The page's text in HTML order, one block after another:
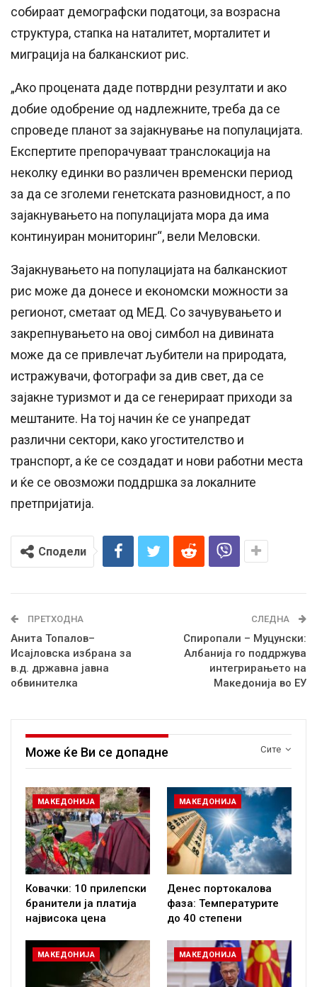
собираат демографски податоци, за возрасна
структура, стапка на наталитет, морталитет и
миграција на балканскиот рис.
„Ако процената даде потврдни резултати и ако
добие одобрение од надлежните, треба да се
спроведе планот за зајакнување на популацијата.
Експертите препорачуваат транслокација на
неколку единки во различен временски период
за да се зголеми генетската разновидност, а по
зајакнувањето на популацијата мора да има
континуиран мониторинг“, вели Меловски.
Зајакнувањето на популацијата на балканскиот
рис може да донесе и економски можности за
регионот, сметаат од МЕД. Со зачувувањето и
закрепнувањето на овој симбол на дивината
може да се привлечат љубители на природата,
истражувачи, фотографи за див свет, да се
зајакне туризмот и да се генерираат приходи за
мештаните. На тој начин ќе се унапредат
различни сектори, како угостителство и
транспорт, а ќе се создадат и нови работни места
и ќе се овозможи поддршка за локалните
претпријатија.
Сподели
ПРЕТХОДНА
Анита Топалов–
Исајловска избрана за
в.д. државна јавна
обвинителка
СЛЕДНА
Спиропали – Муцунски:
Албанија го поддржува
интегрирањето на
Македонија во ЕУ
Сите
Може ќе Ви се допадне
МАКЕДОНИЈА
Ковачки: 10 прилепски
бранители ја платија
највисока цена
МАКЕДОНИЈА
Денес портокалова
фаза: Температурите
до 40 степени
МАКЕДОНИЈА МАКЕДОНИЈА